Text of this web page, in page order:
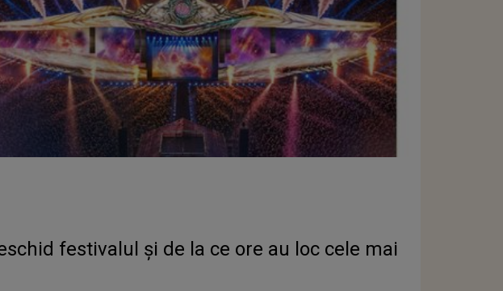
festivalul și de la ce ore au loc cele mai